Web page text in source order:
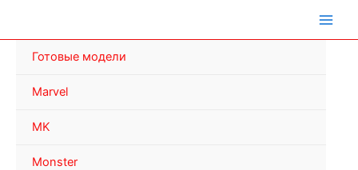
Готовые модели
Marvel
MK
Monster